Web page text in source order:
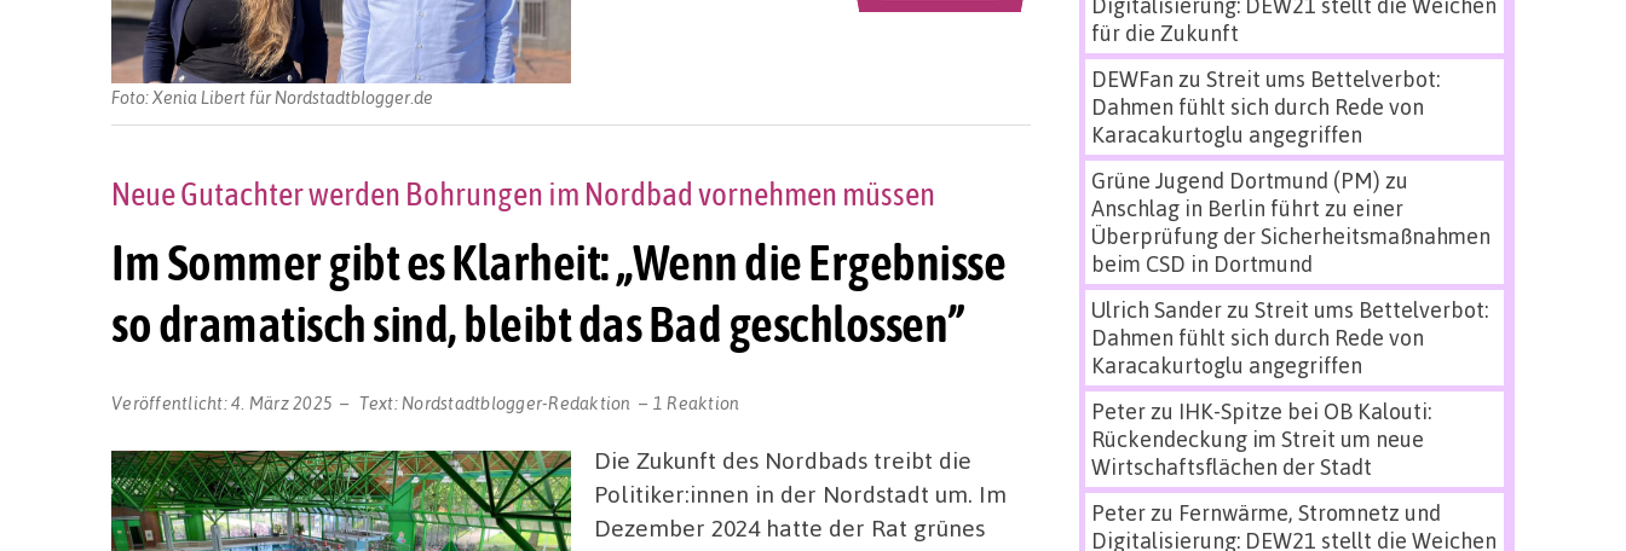
Foto: Xenia Libert für Nordstadtblogger.de
Im Sommer gibt es Klarheit: „Wenn die Ergebnisse
so dramatisch sind, bleibt das Bad geschlossen”
Neue Gutachter werden Bohrungen im Nordbad vornehmen müssen
Veröffentlicht:4. März 2025 Text: Nordstadtblogger-Redaktion 1 Reaktion
Die Zukunft des Nordbads treibt die
Politiker:innen in der Nordstadt um. Im
Dezember 2024 hatte der Rat grünes
Digitalisierung: DEW21 stellt die Weichen
für die Zukunft
DEWFan zu Streit ums Bettelverbot:
Dahmen fühlt sich durch Rede von
Karacakurtoglu angegriffen
Grüne Jugend Dortmund (PM) zu
Anschlag in Berlin führt zu einer
Überprüfung der Sicherheitsmaßnahmen
beim CSD in Dortmund
Ulrich Sanderzu Streit ums Bettelverbot:
Dahmen fühlt sich durch Rede von
Karacakurtoglu angegriffen
Peterzu IHK-Spitze bei OB Kalouti:
Rückendeckung im Streit um neue
Wirtschaftsflächen der Stadt
Peterzu Fernwärme, Stromnetz und
Digitalisierung: DEW21 stellt die Weichen